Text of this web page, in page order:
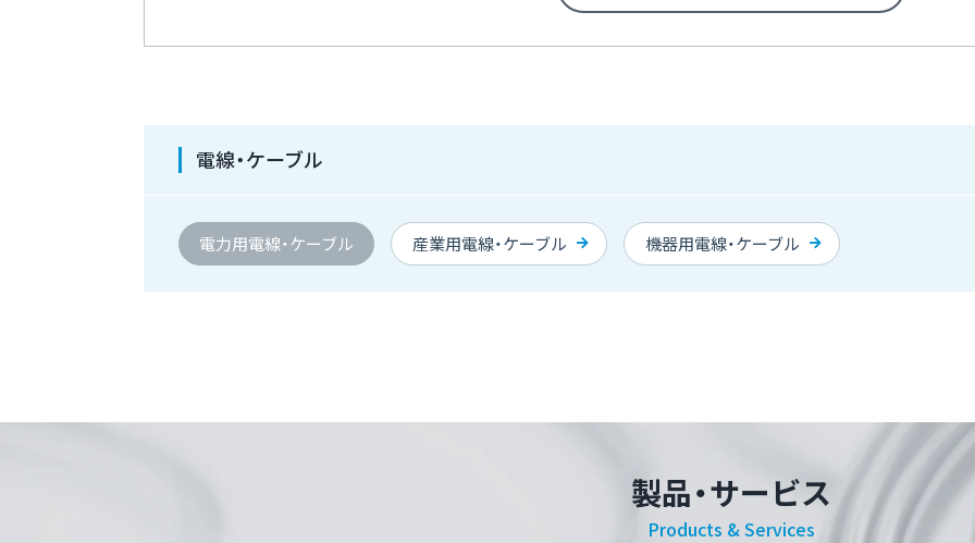
電線・ケーブル
電力用電線・ケーブル 産業用電線・ケーブル 機器用電線・ケーブル
製品・サービス
Products & Services